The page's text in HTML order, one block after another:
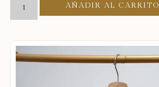
AÑADIR AL CARRITO